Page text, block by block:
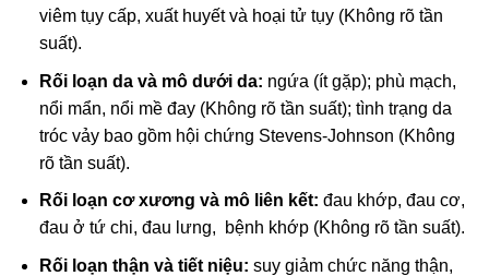
viêm tụy cấp, xuất huyết và hoại tử tụy (Không rõ tần
suất).
Rối loạn da và mô dưới da: ngứa (ít gặp); phù mạch,
nổi mẩn, nổi mề đay (Không rõ tần suất); tình trạng da
tróc vảy bao gồm hội chứng Stevens-Johnson (Không
rõ tần suất).
Rối loạn cơ xương và mô liên kết: đau khớp, đau cơ,
đau ở tứ chi, đau lưng, bệnh khớp (Không rõ tần suất).
Rối loạn thận và tiết niệu: suy giảm chức năng thận,